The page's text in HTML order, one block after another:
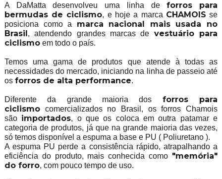
A DaMatta desenvolveu uma linha deforros
para
bermudas de ciclismo, e hoje a marca CHAMOIS se
posiciona como a marca nacional mais usada no
Brasil , atendendo grandes marcas de vestuário para
ciclismoem todo o país.
Temos uma gama de produtos que atende à todas as
necessidades do mercado, iniciando na linha de passeio até
os forros de alta performance.
Diferente da grande maioria dos forros para
ciclismocomercializados no Brasil, os forros Chamois
são importados, o que os coloca em outra patamar e
categoria de produtos, já que na grande maioria das vezes,
só temos disponível a espuma a base e PU ( Poliuretano ).
A espuma PU perde a consistência rápido, atrapalhando a
eficiência do produto, mais conhecida como "memória"
do forro, com pouco tempo de uso.